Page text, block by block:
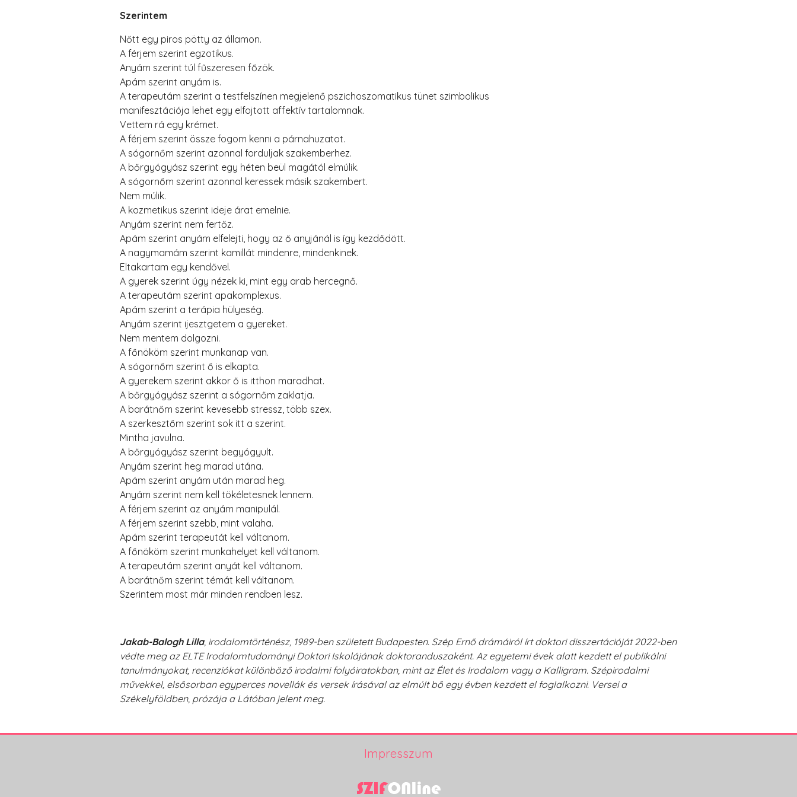
Szerintem
Nőtt egy piros pötty az államon.
A férjem szerint egzotikus.
Anyám szerint túl fűszeresen főzök.
Apám szerint anyám is.
A terapeutám szerint a testfelszínen megjelenő pszichoszomatikus tünet szimbolikus
manifesztációja lehet egy elfojtott affektív tartalomnak.
Vettem rá egy krémet.
A férjem szerint össze fogom kenni a párnahuzatot.
A sógornőm szerint azonnal forduljak szakemberhez.
A bőrgyógyász szerint egy héten beül magától elmúlik.
A sógornőm szerint azonnal keressek másik szakembert.
Nem múlik.
A kozmetikus szerint ideje árat emelnie.
Anyám szerint nem fertőz.
Apám szerint anyám elfelejti, hogy az ő anyjánál is így kezdődött.
A nagymamám szerint kamillát mindenre, mindenkinek.
Eltakartam egy kendővel.
A gyerek szerint úgy nézek ki, mint egy arab hercegnő.
A terapeutám szerint apakomplexus.
Apám szerint a terápia hülyeség.
Anyám szerint ijesztgetem a gyereket.
Nem mentem dolgozni.
A főnököm szerint munkanap van.
A sógornőm szerint ő is elkapta.
A gyerekem szerint akkor ő is itthon maradhat.
A bőrgyógyász szerint a sógornőm zaklatja.
A barátnőm szerint kevesebb stressz, több szex.
A szerkesztőm szerint sok itt a szerint.
Mintha javulna.
A bőrgyógyász szerint begyógyult.
Anyám szerint heg marad utána.
Apám szerint anyám után marad heg.
Anyám szerint nem kell tökéletesnek lennem.
A férjem szerint az anyám manipulál.
A férjem szerint szebb, mint valaha.
Apám szerint terapeutát kell váltanom.
A főnököm szerint munkahelyet kell váltanom.
A terapeutám szerint anyát kell váltanom.
A barátnőm szerint témát kell váltanom.
Szerintem most már minden rendben lesz.
Jakab-Balogh Lilla, irodalomtörténész, 1989-ben született Budapesten. Szép Ernő drámáiról írt doktori disszertációját 2022-ben
védte meg az ELTE Irodalomtudományi Doktori Iskolájának doktoranduszaként. Az egyetemi évek alatt kezdett el publikálni
tanulmányokat, recenziókat különböző irodalmi folyóiratokban, mint az Élet és Irodalom vagy a Kalligram. Szépirodalmi
művekkel, elsősorban egyperces novellák és versek írásával az elmúlt bő egy évben kezdett el foglalkozni. Versei a
Székelyföldben, prózája a Látóban jelent meg.
Impresszum